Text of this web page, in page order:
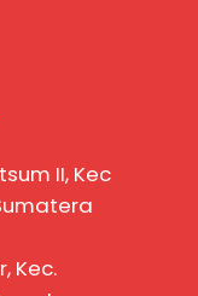
II, Kec
Kec.